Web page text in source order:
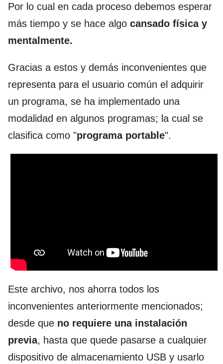
Por lo cual en cada proceso debemos esperar
más tiempo y se hace algo cansado física y
mentalmente.
Gracias a estos y demás inconvenientes que
representa para el usuario común el adquirir
un programa, se ha implementado una
modalidad en algunos programas; la cual se
clasifica como "programa portable".
Este archivo, nos ahorra todos los
inconvenientes anteriormente mencionados;
desde que no requiere una instalación
previa, hasta que quede pasarse a cualquier
dispositivo de almacenamiento USB y usarlo